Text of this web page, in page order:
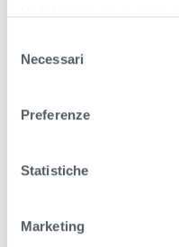
delNecessari
Preferenze
Statistiche
Marketing
somewhere
just to take